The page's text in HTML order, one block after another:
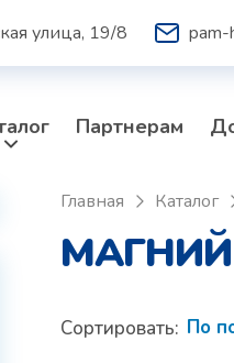
улица, 19/8 pam-
Партнерам
Главная Каталог
Сортировать: По